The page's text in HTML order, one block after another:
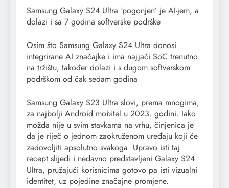
Samsung Galaxy S24 Ultra ‘pogonjen’ je AI-jem, a
dolazi i sa 7 godina softverske podrške
Osim što Samsung Galaxy S24 Ultra donosi
integrirane AI značajke i ima najjači SoC trenutno
na tržištu, također dolazi i s dugom softverskom
podrškom od čak sedam godina
Samsung Galaxy S23 Ultra slovi, prema mnogima,
za najbolji Android mobitel u 2023. godini. Iako
možda nije u svim stavkama na vrhu, činjenica je
da je riječ o jednom zaokruženom uređaju koji će
zadovoljiti apsolutno svakoga. Upravo isti taj
recept slijedi i nedavno predstavljeni Galaxy S24
Ultra, pružajući korisnicima gotovo pa isti vizualni
identitet, uz pojedine značajne promjene.